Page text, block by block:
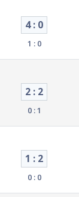
4 : 0
1 : 0
2 : 2
0 : 1
1 : 2
0 : 0